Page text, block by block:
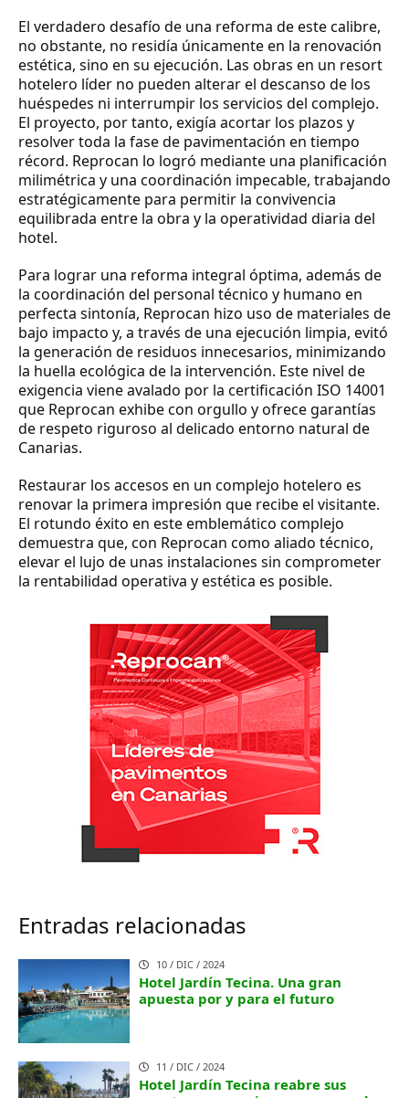
El verdadero desafío de una reforma de este calibre,
no obstante, no residía únicamente en la renovación
estética, sino en su ejecución. Las obras en un resort
hotelero líder no pueden alterar el descanso de los
huéspedes ni interrumpir los servicios del complejo.
El proyecto, por tanto, exigía acortar los plazos y
resolver toda la fase de pavimentación en tiempo
récord. Reprocan lo logró mediante una planificación
milimétrica y una coordinación impecable, trabajando
estratégicamente para permitir la convivencia
equilibrada entre la obra y la operatividad diaria del
hotel.
Para lograr una reforma integral óptima, además de
la coordinación del personal técnico y humano en
perfecta sintonía, Reprocan hizo uso de materiales de
bajo impacto y, a través de una ejecución limpia, evitó
la generación de residuos innecesarios, minimizando
la huella ecológica de la intervención. Este nivel de
exigencia vieneavalado por la certificación ISO 14001
que Reprocan exhibe con orgullo y ofrece garantías
de respeto riguroso al delicado entorno natural de
Canarias.
Restaurar los accesos en un complejo hotelero es
renovar la primera impresión que recibe el visitante.
El rotundo éxito en este emblemático complejo
demuestra que, con Reprocan como aliado técnico,
elevar el lujo de unas instalaciones sin comprometer
la rentabilidad operativa y estética es posible.
Entradas relacionadas
10 / DIC / 2024
Hotel Jardín Tecina. Una gran
apuesta por y para el futuro
11 / DIC / 2024
Hotel Jardín Tecina reabre sus